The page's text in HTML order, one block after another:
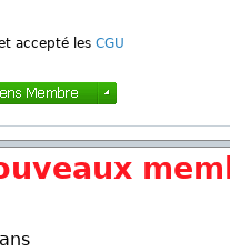
accepté les CGU